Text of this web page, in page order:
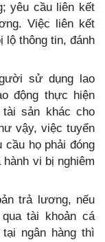
yêu cầu liên kết
Việc liên kết
lộ thông tin, đánh
sử dụng lao
động thực hiện
tài sản khác cho
vậy, việc tuyển
họ phải đóng
vi bị nghiêm
trả lương, nếu
tài khoản cá
ngân hàng thì